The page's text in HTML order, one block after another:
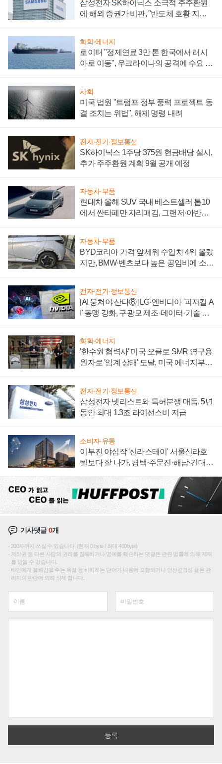
삼성전자 SK하이닉스 소극적 주주환원
에 해외 증권가 비판, "반도체 호황 지속
화학·에너지
로이터 "정제연료 3만 톤 한국에서 러시
아로 이동", 우크라이나의 공격에 수요 늘
사회
미국 법원 "트럼프 정부 풍력 프로젝트 동
결 조치는 위법", 해제 명령 내려
전자·전기·정보통신
SK하이닉스 1주당 375원 현금배당 실시,
추가 주주환원 계획 9월 공개 예정
자동차·부품
현대차 올해 SUV 국내 베스트셀러 톱10
에서 싼타페만 자리매김, 그랜저·아반떼
자동차·부품
BYD코리아 가격 앞세워 수입차 4위 올랐
지만, BMW·벤츠보다 높은 공임비에 소비
전자·전기·정보통신
[AI 뭉쳐야 산다⑧] LG·엔비디아 '피지컬 A
I' 동맹 강화, 구광모 제조·데이터·기술 결
화학·에너지
'한수원 협력사' 미국 오클로 SMR 연구용
원자로 '임계 상태' 도달, 미국 에너지부
전자·전기·정보통신
삼성전자 넷리스트와 특허분쟁 매듭, 5년
동안 최대 1.3조 라이선스비 지급
소비자·유통
이부진 야심작 '신라스테이' 서울신라호
텔보다 잘 나가, 평택·주문진·해남·건대로
기사댓글0개
200자까지 쓰실 수 있습니다. (현재 0 byte / 최대 400byte)
저작권 등 다른 사람의 권리를 침해하거나 명예를 훼손하는 댓글은 관련 법률에 의해 제재
를 받을 수 있습니다.
타인에게 불쾌감을 주는 욕설 등 비하하는 단어가 내용에 포함되거나 인신공격성 글은 관
리자의 판단에 의해 삭제 합니다.